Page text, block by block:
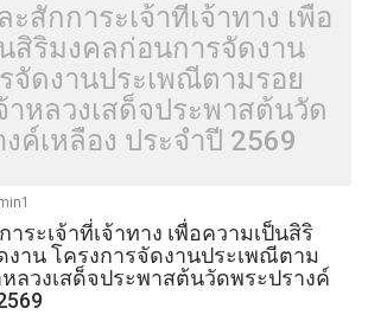
สักการะเจ้าที่เจ้าทาง เพื่อ
สิริมงคลก่อนการจัดงาน
จัดงานประเพณีตามรอย
าหลวงเสด็จประพาสต้นวัด
ค์เหลือง ประจำปี 2569
ระเจ้าที่เจ้าทาง เพื่อความเป็นสิริ
าน โครงการจัดงานประเพณีตาม
ลวงเสด็จประพาสต้นวัดพระปรางค์